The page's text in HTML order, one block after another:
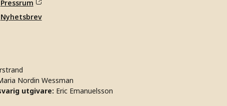
Pressrum
Nyhetsbrev
Nordin Wessman
utgivare: Eric Emanuelsson